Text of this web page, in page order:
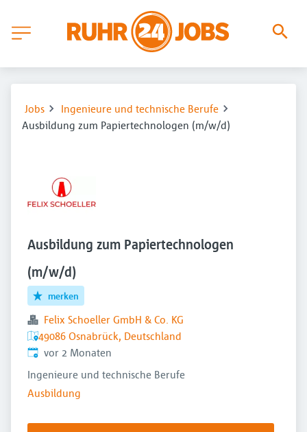
Jobs
Ingenieure und technische Berufe
Ausbildung zum Papiertechnologen (m/w/d)
Ausbildung zum Papiertechnologen
(m/w/d)
merken
Felix Schoeller GmbH & Co. KG
49086 Osnabrück, Deutschland
Veröffentlicht:
vor 2 Monaten
Ingenieure und technische Berufe
Ausbildung